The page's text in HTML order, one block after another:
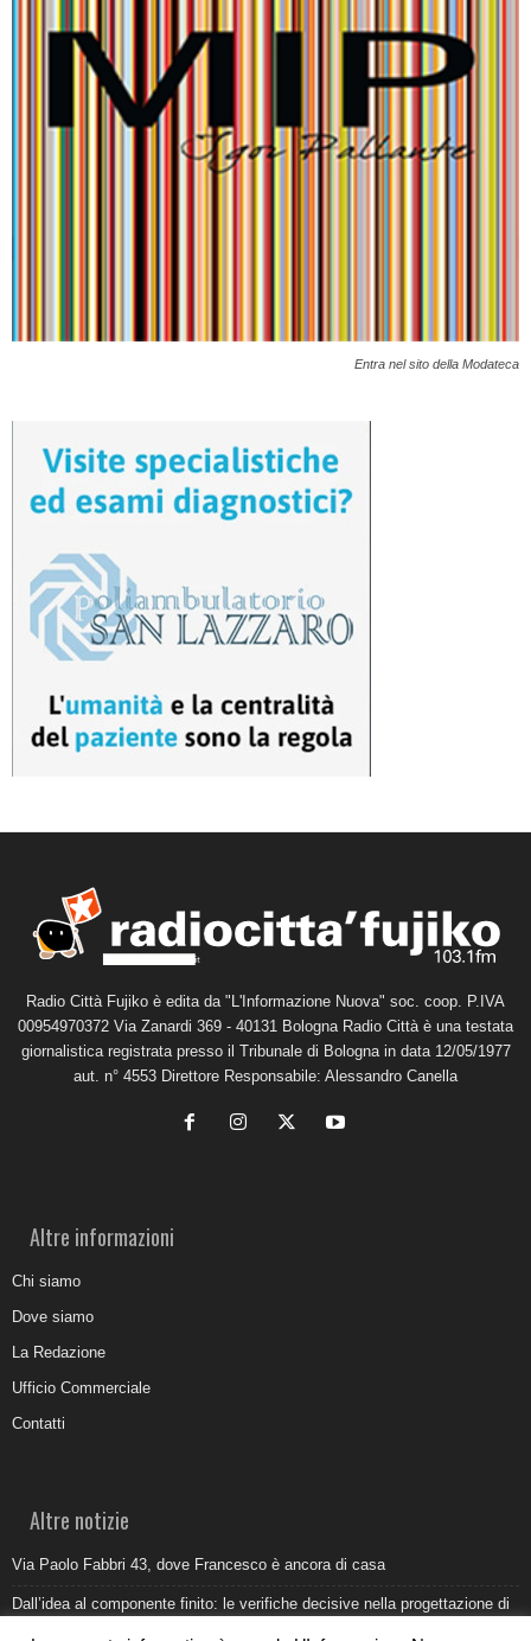
Entra nel sito della Modateca
Radio Città Fujiko è edita da "L'Informazione Nuova" soc. coop. P.IVA
00954970372 Via Zanardi 369 - 40131 Bologna Radio Città è una testata
giornalistica registrata presso il Tribunale di Bologna in data 12/05/1977
aut. n° 4553 Direttore Responsabile: Alessandro Canella
Altre informazioni
Chi siamo
Dove siamo
La Redazione
Ufficio Commerciale
Contatti
Altre notizie
Via Paolo Fabbri 43, dove Francesco è ancora di casa
Dall’idea al componente finito: le verifiche decisive nella progettazione di